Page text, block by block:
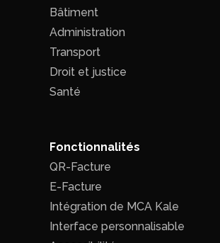
Bâtiment
Administration
Transport
Droit et justice
Santé
Fonctionnalités
QR-Facture
E-Facture
Intégration de MCA Kale
Interface personnalisable